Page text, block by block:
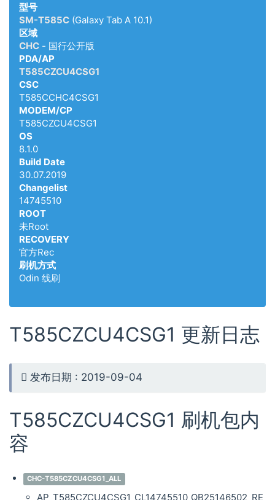
型号
SM-T585C (Galaxy Tab A 10.1)
区域
CHC - 国行公开版
PDA/AP
T585CZCU4CSG1
CSC
T585CCHC4CSG1
MODEM/CP
T585CZCU4CSG1
OS
8.1.0
Build Date
30.07.2019
Changelist
14745510
ROOT
未Root
RECOVERY
官方Rec
刷机方式
Odin 线刷
T585CZCU4CSG1 更新日志
发布日期 : 2019-09-04
T585CZCU4CSG1 刷机包内
容
CHC-T585CZCU4CSG1_ALL
AP_T585CZCU4CSG1_CL14745510_QB25146502_RE